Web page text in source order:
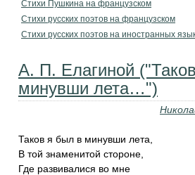
Стихи Пушкина на французском
Стихи русских поэтов на французском
Стихи русских поэтов на иностранных
А. П. Елагиной
минувши лета…")
Таков я был в минувши лета,
В той знаменитой стороне,
Где развивалися во мне